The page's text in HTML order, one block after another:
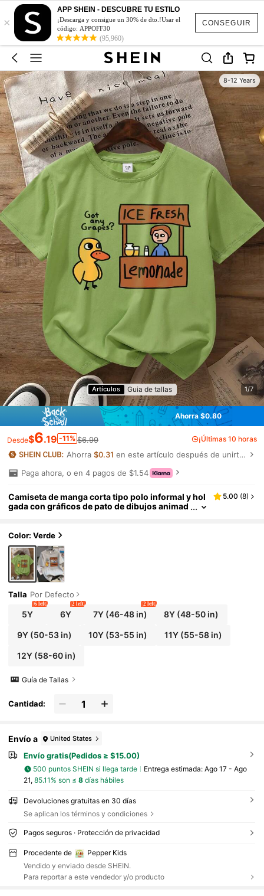
CONSEGUIR
×
APP SHEIN - DESCUBRE TU ESTILO
¡Descarga y consigue un 30% de dto.!Usar el
código: APPOFF30
(95,960)
8-12 Years
Artículos Guia de tallas 1/7
Ahorra $0.80
Desde$6.19 -11% $6.99 ¡Últimas 10 horas
Ahorra $0.31 en este artículo después de unirte.
Paga ahora, o en 4 pagos de $1.54
Camiseta de manga corta tipo polo informal y hol
gada con gráficos de pato de dibujos animad
es, fiestas y actividades al aire libre
5.00 (8)
Color: Verde
Talla Por Defecto
5Y
6 left
6Y
2 left
7Y(46-48 in)
2 left
8Y (48-50 in)
9Y(50-53 in) 10Y (53-55 in) 11Y(55-58 in)
12Y(58-60 in)
Guía de Tallas
Cantidad:
Envío a United States
Envío gratis(Pedidos ≥ $15.00)
500 puntos SHEIN si llega tarde Entrega estimada: Ago 17 - Ago
21, 85.11% son ≤ 8días hábiles
Devoluciones gratuitas en 30 días
Se aplican los términos y condiciones
Pagos seguros · Protección de privacidad
Procedente de
Pepper Kids
Vendido y enviado desde SHEIN.
Para reportar a este vendedor y/o producto